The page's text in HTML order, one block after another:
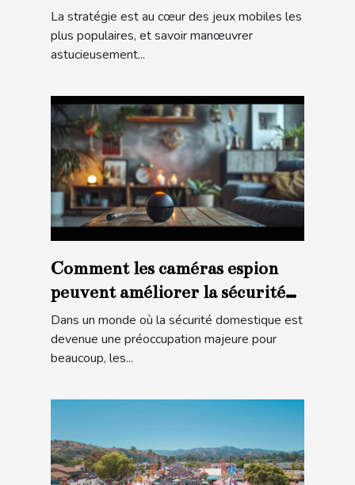
mobiles
La stratégie est au cœur des jeux mobiles les
plus populaires, et savoir manœuvrer
astucieusement...
Comment les caméras espion
peuvent améliorer la sécurité
domestique
Dans un monde où la sécurité domestique est
devenue une préoccupation majeure pour
beaucoup, les...